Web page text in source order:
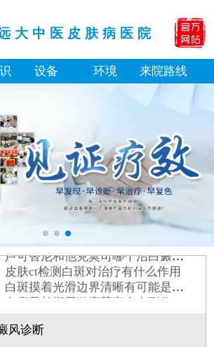
大中医皮肤病医院
设备 环境 来院路线
补骨脂泡酒真能治白癜风吗 有没有副作用
伍德灯下白斑比肉眼看到的更大正常吗
儿童下巴长小白点是什么原因
芦可替尼和他克莫司哪个治白癜风好
皮肤ct检测白斑对治疗有什么作用
白斑摸着光滑边界清晰有可能是哪种皮肤病
白癜风长期用激素药膏会有副作用吗
脸上长了小白点是什么情况
白癜风用芦可替尼乳膏多久能恢复正常色
风诊断